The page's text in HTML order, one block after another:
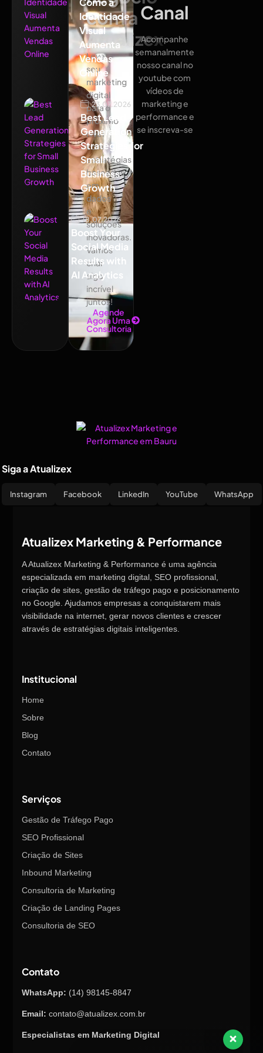
Identidade
Visual
Aumenta
Vendas
Online
23.07.2026
Best Lead
Generation
Strategies for
Small
Business
Growth
18.07.2026
Boost Your
Social Media
Results with
AI Analytics
com a
Atualizex
Leve
seu
marketing
digital
para o
próximo
nível
com
estratégias
baseadas
em
dados
e
soluções
inovadoras.
Vamos
criar
algo
incrível
juntos!
Agende
Agora Uma
Consultoria
Canal
Acompanhe
semanalmente
nosso canal no
youtube com
vídeos de
marketing e
performance e
se inscreva-se
Siga a Atualizex
Instagram Facebook LinkedIn YouTube WhatsApp
Atualizex Marketing & Performance
A Atualizex Marketing & Performance é uma agência
especializada em marketing digital, SEO profissional,
criação de sites, gestão de tráfego pago e posicionamento
no Google. Ajudamos empresas a conquistarem mais
visibilidade na internet, gerar novos clientes e crescer
através de estratégias digitais inteligentes.
Institucional
Home
Sobre
Blog
Contato
Serviços
Gestão de Tráfego Pago
SEO Profissional
Criação de Sites
Inbound Marketing
Consultoria de Marketing
Criação de Landing Pages
Consultoria de SEO
Contato
WhatsApp: (14) 98145-8847
Email: contato@atualizex.com.br
Especialistas em Marketing Digital